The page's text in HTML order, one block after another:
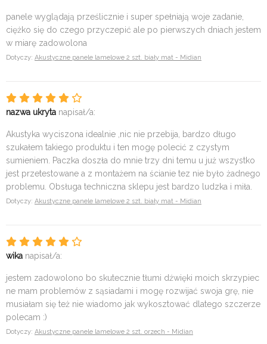
panele wyglądają prześlicznie i super spełniają woje zadanie,
ciężko się do czego przyczepić ale po pierwszych dniach jestem
w miarę zadowolona
Dotyczy: Akustyczne panele lamelowe 2 szt. biały mat - Midian
nazwa ukryta napisał/a:
Akustyka wyciszona idealnie ,nic nie przebija, bardzo długo
szukałem takiego produktu i ten mogę polecić z czystym
sumieniem. Paczka doszła do mnie trzy dni temu u już wszystko
jest przetestowane a z montażem na ścianie tez nie było żadnego
problemu. Obsługa techniczna sklepu jest bardzo ludzka i miła.
Dotyczy: Akustyczne panele lamelowe 2 szt. biały mat - Midian
wika napisał/a:
jestem zadowolono bo skutecznie tłumi dźwięki moich skrzypiec
ne mam problemów z sąsiadami i mogę rozwijać swoja grę, nie
musiałam się też nie wiadomo jak wykosztować dlatego szczerze
polecam :)
Dotyczy: Akustyczne panele lamelowe 2 szt. orzech - Midian